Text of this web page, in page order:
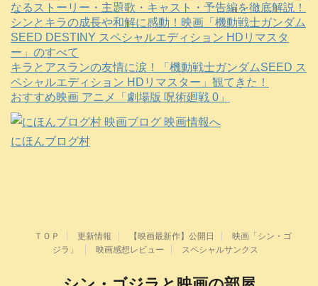
なるストーリー・主題歌・キャスト・予告編を徹底解説！
シンとキラの成長や和解に感動！映画「機動戦士ガンダム
SEED DESTINY スペシャルエディション HDリマスタ
ー」のすべて
キラとアスランの友情に涙！「機動戦士ガンダムSEED ス
ペシャルエディション HDリマスター」観てきた！
おすすめ映画 アニメ「劇場版 呪術廻戦 0」
にほんブログ村
ＴＯＰ 更新情報 【映画最新作】公開日
映画「シン・ゴ
ジラ」
映画感想レビュー スペシャルサンクス